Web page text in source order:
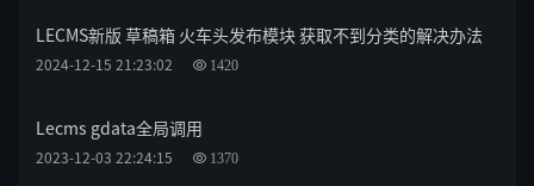
LECMS新版 草稿箱 火车头发布模块 获取不到分类的解决办法
2024-12-15 21:23:02 1420
Lecms gdata全局调用
2023-12-03 22:24:15 1370